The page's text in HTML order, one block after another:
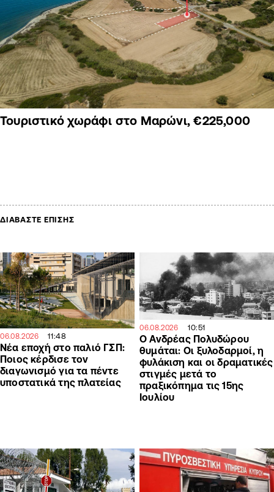
Τουριστικό χωράφι στο Μαρώνι, €225,000
ΔΙΑΒΑΣΤΕ ΕΠΙΣΗΣ
06.08.2026 11:48
Νέα εποχή στο παλιό ΓΣΠ:
Ποιος κέρδισε τον
διαγωνισμό για τα πέντε
υποστατικά της πλατείας
06.08.2026 10:51
Ο Ανδρέας Πολυδώρου
θυμάται: Οι ξυλοδαρμοί, η
φυλάκιση και οι δραματικές
στιγμές μετά το
πραξικόπημα τις 15ης
Ιουλίου